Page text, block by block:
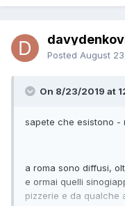
risparmi ben 2". E a
In realtà non c'è
risparmiare e di
Posted August
On 8/23/2019 at
sapete che esistono -
a roma sono diffusi,
e ormai quelli
pizzerie e da qualche